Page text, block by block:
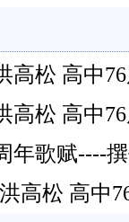
高松 高中
高松 高中
年歌赋----
高松 高中